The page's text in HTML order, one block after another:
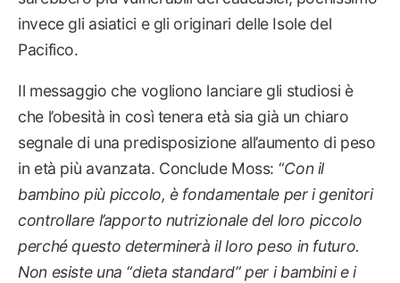
invece gli asiatici e gli originari delle Isole del
Pacifico.
Il messaggio che vogliono lanciare gli studiosi è
che l’obesità in così tenera età sia già un chiaro
segnale di una predisposizione all’aumento di peso
in età più avanzata. Conclude Moss: “Con il
bambino più piccolo, è fondamentale per i genitori
controllare l’apporto nutrizionale del loro piccolo
perché questo determinerà il loro peso in futuro.
Non esiste una “dieta standard” per i bambini e i